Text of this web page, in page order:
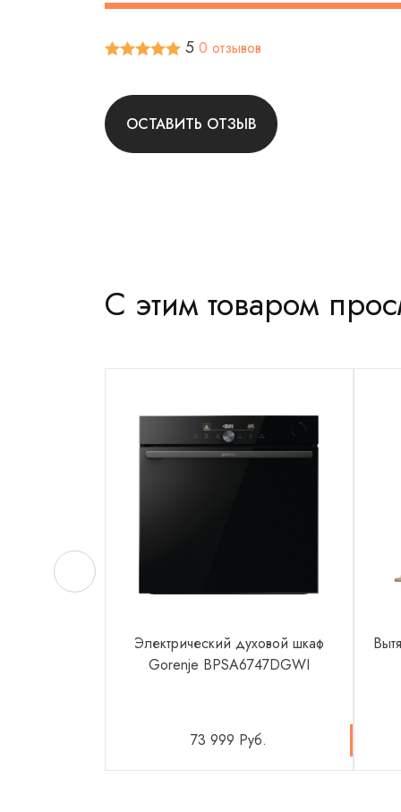
5 0 отзывов
ОСТАВИТЬ ОТЗЫВ
С этим товаром
Электрический духовой шкаф
Gorenje BPSA6747DGWI
73 999 Руб.